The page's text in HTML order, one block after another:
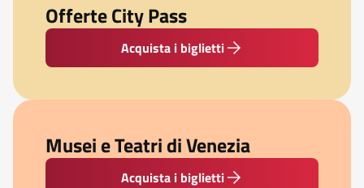
Offerte City Pass
Acquista i biglietti
Musei e Teatri di Venezia
Acquista i biglietti